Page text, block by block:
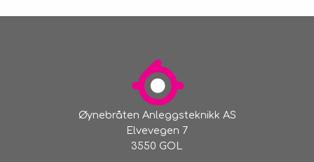
Øynebråten Anleggsteknikk AS
Elvevegen 7
3550 GOL